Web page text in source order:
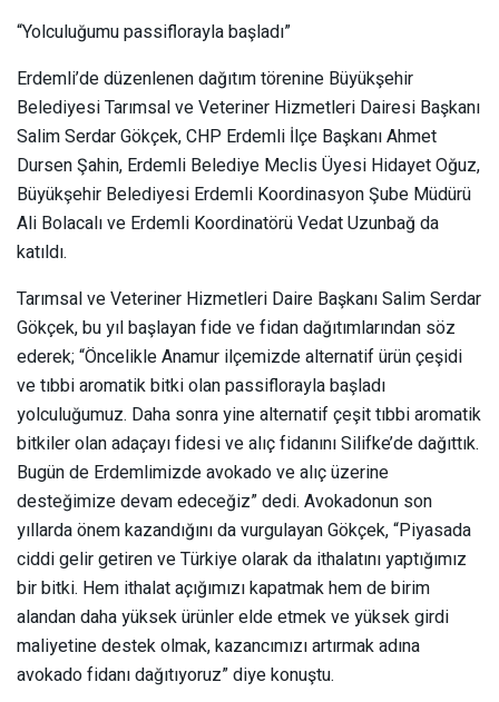
“Yolculuğumu passiflorayla başladı”
Erdemli’de düzenlenen dağıtım törenine Büyükşehir
Belediyesi Tarımsal ve Veteriner Hizmetleri Dairesi Başkanı
Salim Serdar Gökçek, CHP Erdemli İlçe Başkanı Ahmet
Dursen Şahin, Erdemli Belediye Meclis Üyesi Hidayet Oğuz,
Büyükşehir Belediyesi Erdemli Koordinasyon Şube Müdürü
Ali Bolacalı ve Erdemli Koordinatörü Vedat Uzunbağ da
katıldı.
Tarımsal ve Veteriner Hizmetleri Daire Başkanı Salim Serdar
Gökçek, bu yıl başlayan fide ve fidan dağıtımlarından söz
ederek; “Öncelikle Anamur ilçemizde alternatif ürün çeşidi
ve tıbbi aromatik bitki olan passiflorayla başladı
yolculuğumuz. Daha sonra yine alternatif çeşit tıbbi aromatik
bitkiler olan adaçayı fidesi ve alıç fidanını Silifke’de dağıttık.
Bugün de Erdemlimizde avokado ve alıç üzerine
desteğimize devam edeceğiz” dedi. Avokadonun son
yıllarda önem kazandığını da vurgulayan Gökçek, “Piyasada
ciddi gelir getiren ve Türkiye olarak da ithalatını yaptığımız
bir bitki. Hem ithalat açığımızı kapatmak hem de birim
alandan daha yüksek ürünler elde etmek ve yüksek girdi
maliyetine destek olmak, kazancımızı artırmak adına
avokado fidanı dağıtıyoruz” diye konuştu.